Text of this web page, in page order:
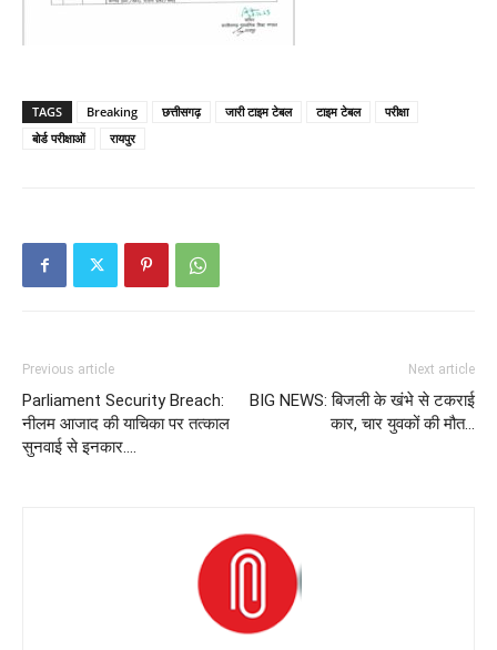
TAGS Breaking छत्तीसगढ़ जारी टाइम टेबल टाइम टेबल
परीक्षा
बोर्ड परीक्षाओं
रायपुर
Previous article
Parliament Security Breach:
नीलम आजाद की याचिका पर तत्काल
सुनवाई से इनकार….
Next article
BIG NEWS: बिजली के खंभे से टकराई
कार, चार युवकों की मौत…